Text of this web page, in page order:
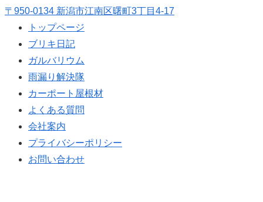
〒950-0134 新潟市江南区曙町3丁目4-17
トップページ
ブリキ日記
ガルバリウム
雨漏り解決隊
カーポート屋根材
よくある質問
会社案内
プライバシーポリシー
お問い合わせ